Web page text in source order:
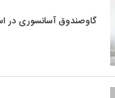
گاوصندوق آسانسوری در